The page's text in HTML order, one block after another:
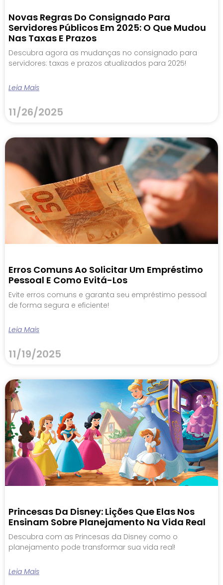
Novas Regras Do Consignado Para
Servidores Públicos Em 2025: O Que Mudou
Nas Taxas E Prazos
Descubra agora as mudanças no consignado para
servidores: taxas e prazos atualizados para 2025!
Leia Mais
11/26/2025
Erros Comuns Ao Solicitar Um Empréstimo
Pessoal E Como Evitá-Los
Evite erros comuns e garanta seu empréstimo pessoal
de forma segura e eficiente!
Leia Mais
11/19/2025
Princesas Da Disney: Lições Que Elas Nos
Ensinam Sobre Planejamento Na Vida Real
Descubra com as Princesas da Disney como o
planejamento pode transformar sua vida real!
Leia Mais